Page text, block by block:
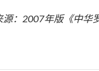
源：2007年版《中